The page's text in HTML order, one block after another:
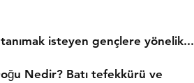
tanımak isteyen gençlere yönelik...
Nedir? Batı tefekkürü ve